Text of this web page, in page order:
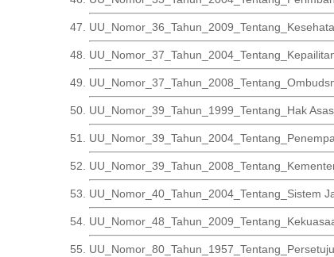
UU_Nomor_39_Tahun_1999_Tentang_Hak
UU_Nomor_40_Tahun_2004_Tentang_Sistem